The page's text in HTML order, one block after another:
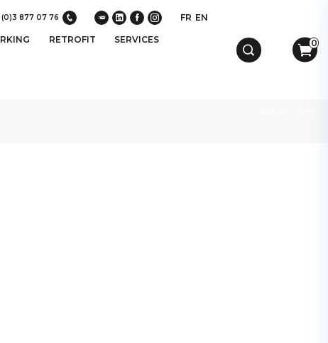
FR EN
(0)3 877 07 76
0
RETROFIT
SERVICES